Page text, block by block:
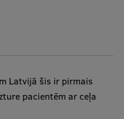
Latvijā šis ir pirmais
pacientēm ar ceļa